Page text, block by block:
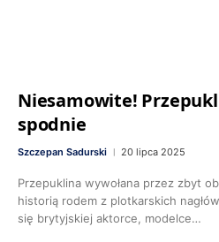
Niesamowite!
spodnie
Szczepan Sadurski 20 lipca 2025
Przepuklina wywołana przez zbyt
historią rodem z plotkarskich
się brytyjskiej aktorce, modelce…